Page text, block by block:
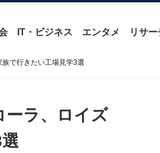
IT・ビジネス エンタメ リサー
で行きたい工場見学3選
ーラ、ロイズ